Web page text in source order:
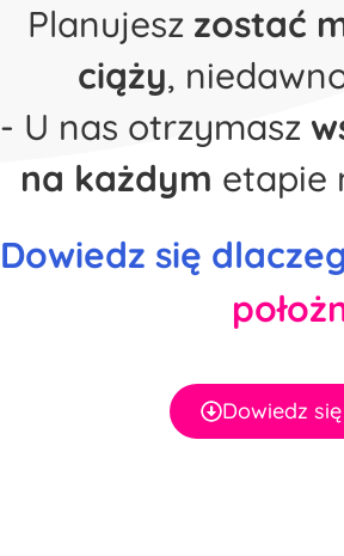
Planujesz zostać
ciąży,
- U nas otrzymasz
na każdym etapie
Dowiedz się
Dowiedz